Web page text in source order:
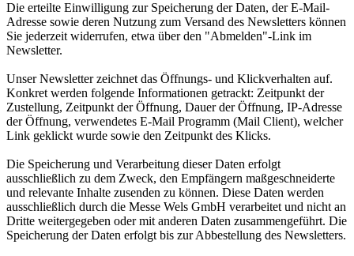
Die erteilte Einwilligung zur Speicherung der Daten, der E-Mail-
Adresse sowie deren Nutzung zum Versand des Newsletters können
Sie jederzeit widerrufen, etwa über den "Abmelden"-Link im
Newsletter.
Unser Newsletter zeichnet das Öffnungs- und Klickverhalten auf.
Konkret werden folgende Informationen getrackt: Zeitpunkt der
Zustellung, Zeitpunkt der Öffnung, Dauer der Öffnung, IP-Adresse
der Öffnung, verwendetes E-Mail Programm (Mail Client), welcher
Link geklickt wurde sowie den Zeitpunkt des Klicks.
Die Speicherung und Verarbeitung dieser Daten erfolgt
ausschließlich zu dem Zweck, den Empfängern maßgeschneiderte
und relevante Inhalte zusenden zu können. Diese Daten werden
ausschließlich durch die Messe Wels GmbH verarbeitet und nicht an
Dritte weitergegeben oder mit anderen Daten zusammengeführt. Die
Speicherung der Daten erfolgt bis zur Abbestellung des Newsletters.